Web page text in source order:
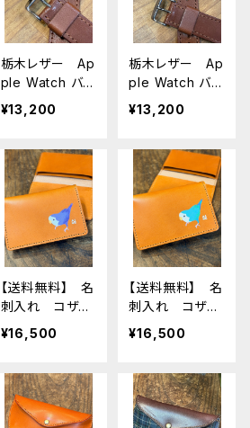
バンド 時計ベ
ルト こざくらい
んこ AppleWa
tch 対応 バン
ド シリーズ9
SE2023 8 SE2
ルト こざくらい
んこ AppleWa
tch 対応 バン
ド シリーズ9
SE2023 8 SE2
7 6 SE 5 4 3 2
栃木レザー Ap
ple Watch バン
ド コザクライン
コ バイオレッ
ROWN アップ
ルウォッチバン
ド 時計ベル
ト こざくらいん
こ AppleWatc
h 対応 バンド
シリーズ9 SE
2023 8 SE2 7
6 SE 5 4 3 2 1
に対応
¥13,200
栃木レザー Ap
ple Watch バン
ド コザクライン
コ イエロー
WN アップル
ウォッチバンド
時計ベルト こ
ざくらいんこ A
ppleWatch
対応 バンド シ
リーズ9 SE202
3 8 SE2 7 6 S
E 5 4 3 2 1に対
応
¥13,200
【送料無料】 名
刺入れ コザク
ラインコ バイ
オレット ホワイ
mel キャメ
ル こざくらいん
こ 栃木レザー
¥16,500
【送料無料】 名
刺入れ コザク
ラインコ シー
グリーン ホワ
amel キャメ
ル ぶんちょ
う 栃木レザー
¥16,500